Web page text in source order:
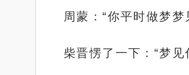
周蒙：“你平时做梦梦
柴晋愣了一下：“梦